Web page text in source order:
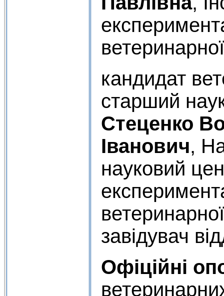
кандидат
старший
Стеценко
Іванович,
науковий
завідувач
Офіційні